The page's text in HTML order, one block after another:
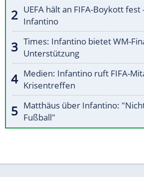
UEFA hält an FIFA-Boykott fest
Infantino
Times: Infantino bietet WM-
Unterstützung
Medien: Infantino ruft FIFA-
Krisentreffen
Matthäus über Infantino:
Fußball"